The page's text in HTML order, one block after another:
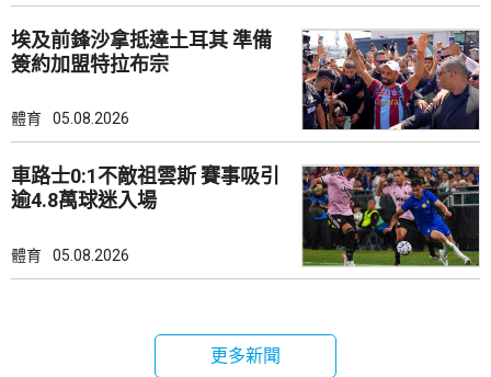
埃及前鋒沙拿抵達土耳其 準備
簽約加盟特拉布宗
體育 05.08.2026
車路士0:1不敵祖雲斯 賽事吸引
逾4.8萬球迷入場
體育 05.08.2026
更多新聞